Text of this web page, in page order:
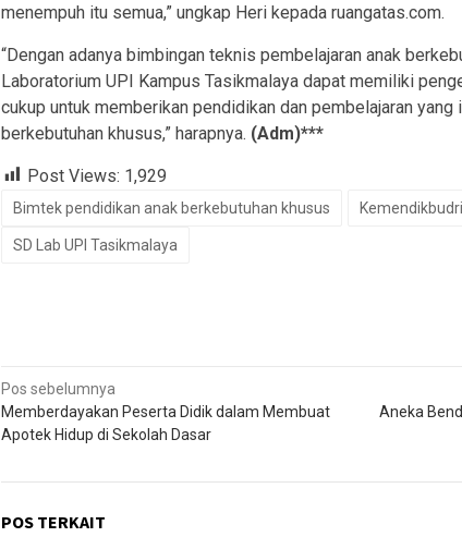
menempuh itu semua,” ungkap Heri kepada ruangatas.com.
“Dengan adanya bimbingan teknis pembelajaran anak
Laboratorium UPI Kampus Tasikmalaya dapat memiliki
cukup untuk memberikan pendidikan dan pembelajaran yang
berkebutuhan khusus,” harapnya. (Adm)***
Post Views: 1,929
Bimtek pendidikan anak berkebutuhan khusus
SD Lab UPI Tasikmalaya
Navigasi
pos
Pos sebelumnya
Memberdayakan Peserta Didik dalam Membuat
Apotek Hidup di Sekolah Dasar
Aneka
POS TERKAIT